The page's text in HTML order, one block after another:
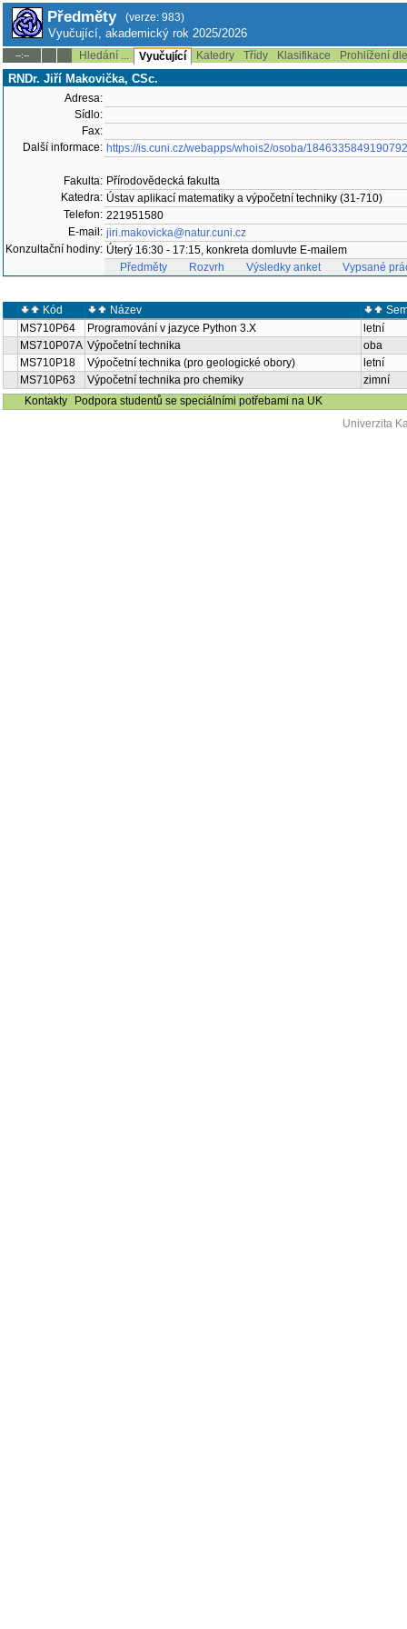
Předměty (verze: 983)
Vyučující, akademický rok 2025/2026
--:-- Hledání ... Vyučující Katedry Třídy Klasifikace Prohlížení
RNDr. Jiří Makovička, CSc.
Adresa:
Sídlo:
Fax:
Další informace: https://is.cuni.cz/webapps/whois2/osoba/1846335849190792
Fakulta: Přírodovědecká fakulta
Katedra: Ústav aplikací matematiky a výpočetní techniky (31-710)
Telefon: 221951580
E-mail: jiri.makovicka@natur.cuni.cz
Konzultační hodiny: Úterý 16:30 - 17:15, konkreta domluvte E-mailem
Předměty
Rozvrh Výsledky anket Vypsané
Kód Název
MS710P64
Programování v jazyce Python 3.X
letní
MS710P07A Výpočetní technika
oba
MS710P18
Výpočetní technika (pro geologické obory)
letní
MS710P63
Výpočetní technika pro chemiky
zimní
Kontakty
Podpora studentů se speciálními potřebami na UK
Univerzita